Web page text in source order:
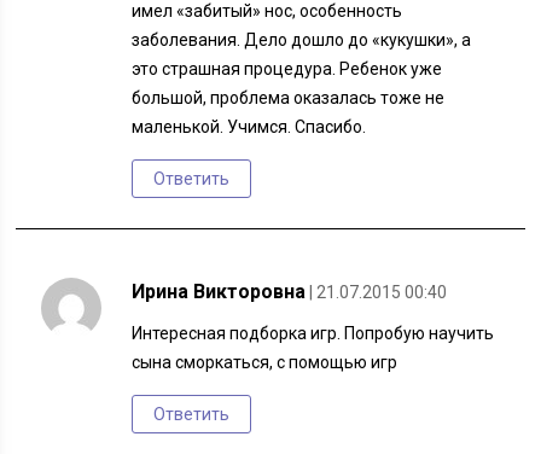
имел «забитый» нос, особенность
заболевания. Дело дошло до «кукушки», а
это страшная процедура. Ребенок уже
большой, проблема оказалась тоже не
маленькой. Учимся. Спасибо.
Ответить
Ирина Викторовна | 21.07.2015 00:40
Интересная подборка игр. Попробую научить
сына сморкаться, с помощью игр
Ответить